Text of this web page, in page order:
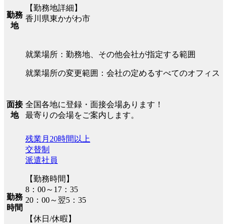
勤務
地
【勤務地詳細】
香川県東かがわ市
就業場所：勤務地、その他会社が指定する範囲
就業場所の変更範囲：会社の定めるすべてのオフィス
面接
地
全国各地に登録・面接会場あります！
最寄りの会場をご案内します。
勤務
時間
残業月20時間以上
交替制
派遣社員
【勤務時間】
8：00～17：35
20：00～翌5：35
【休日/休暇】